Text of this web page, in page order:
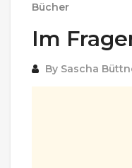
Bücher
Im
By Sascha